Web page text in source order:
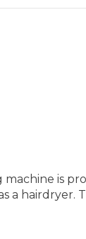
is
a hairdryer.